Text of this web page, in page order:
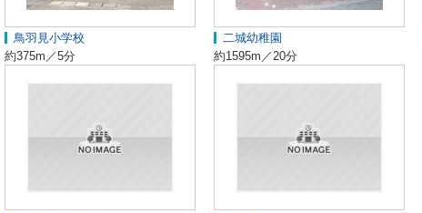
鳥羽見小学校
約375m／5分
二城幼稚園
約1595m／20分